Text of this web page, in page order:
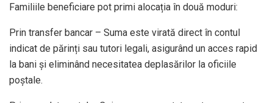
Familiile beneficiare pot primi alocația în două moduri:
Prin transfer bancar – Suma este virată direct în contul
indicat de părinți sau tutori legali, asigurând un acces rapid
la bani și eliminând necesitatea deplasărilor la oficiile
poștale.